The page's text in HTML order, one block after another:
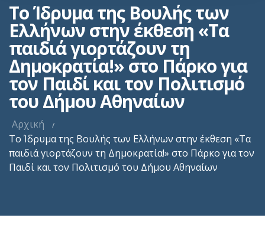
Το Ίδρυμα της Βουλής των
Ελλήνων στην έκθεση «Τα
παιδιά γιορτάζουν τη
Δημοκρατία!» στο Πάρκο για
τον Παιδί και τον Πολιτισμό
του Δήμου Αθηναίων
Αρχική
Το Ίδρυμα της Βουλής των Ελλήνων στην έκθεση «Τα
παιδιά γιορτάζουν τη Δημοκρατία!» στο Πάρκο για τον
Παιδί και τον Πολιτισμό του Δήμου Αθηναίων